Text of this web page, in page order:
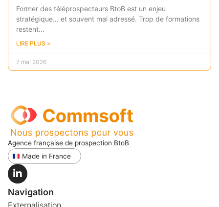
Former des téléprospecteurs BtoB est un enjeu
stratégique… et souvent mal adressé. Trop de formations
restent
LIRE PLUS »
7 mai 2026
Agence française de prospection BtoB
Made in France
Navigation